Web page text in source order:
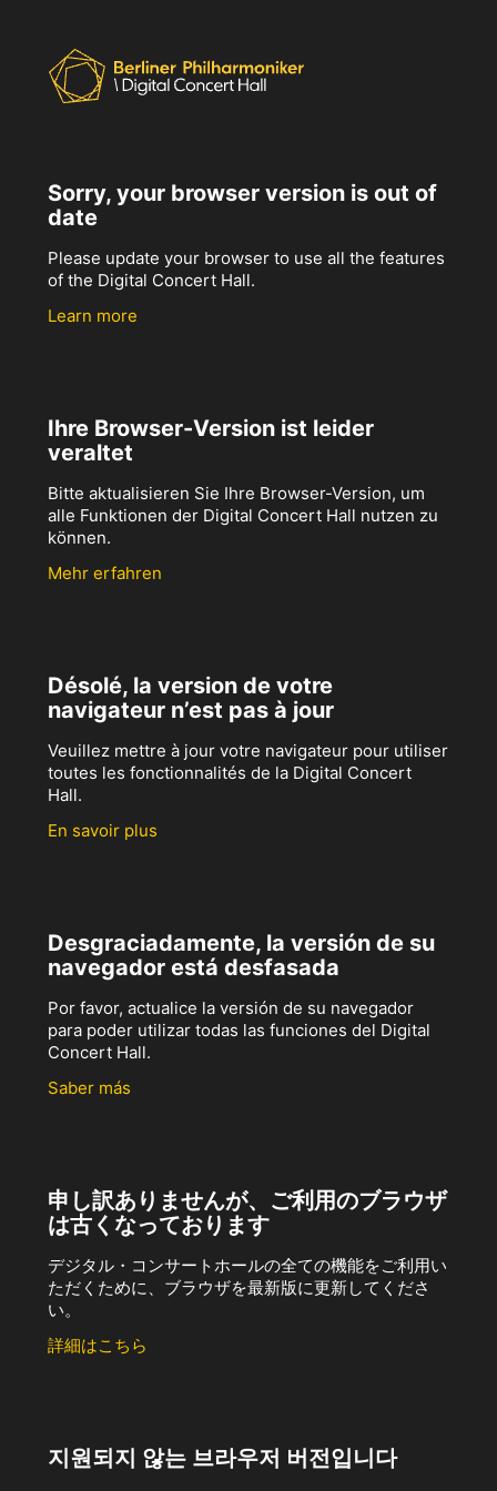
Sorry, your browser version is out of
date
Please update your browser to use all the features
of the Digital Concert Hall.
Learn more
Ihre Browser-Version ist leider
veraltet
Bitte aktualisieren Sie Ihre Browser-Version, um
alle Funktionen der Digital Concert Hall nutzen zu
können.
Mehr erfahren
Désolé, la version de votre
navigateur n’est pas à jour
Veuillez mettre à jour votre navigateur pour utiliser
toutes les fonctionnalités de la Digital Concert
Hall.
En savoir plus
Desgraciadamente, la versión de su
navegador está desfasada
Por favor, actualice la versión de su navegador
para poder utilizar todas las funciones del Digital
Concert Hall.
Saber más
申し訳ありませんが、ご利用のブラウザ
は古くなっております
デジタル・コンサートホールの全ての機能をご利用い
ただくために、ブラウザを最新版に更新してくださ
い。
詳細はこちら
지원되지 않는 브라우저 버전입니다